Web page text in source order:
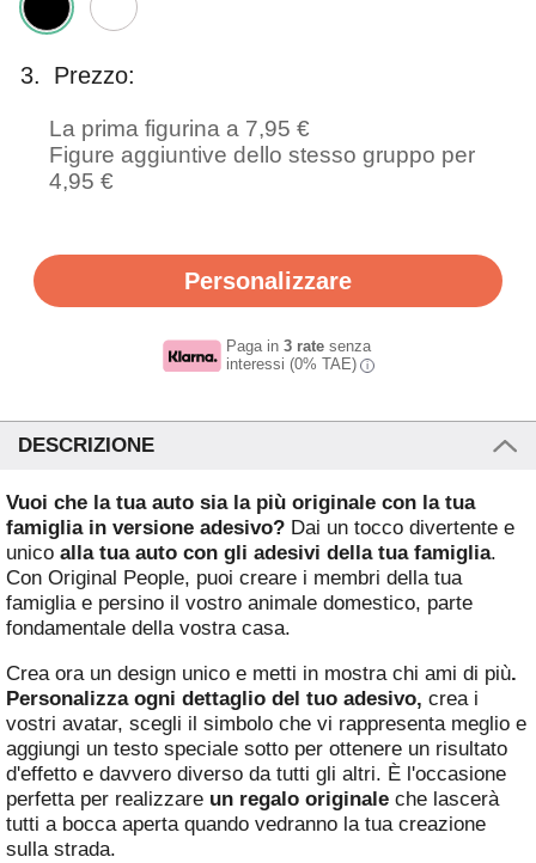
3. Prezzo:
La prima figurina a 7,95 €
Figure aggiuntive dello stesso gruppo per
4,95 €
Personalizzare
Paga in3 rate senza
interessi (0% TAE)
i
DESCRIZIONE
Vuoi che la tua auto sia la più originale con la tua
famiglia in versione adesivo? Dai un tocco divertente e
unico alla tua auto con gli adesivi della tua famiglia.
Con Original People, puoi creare i membri della tua
famiglia e persino il vostro animale domestico, parte
fondamentale della vostra casa.
Crea ora un design unico e metti in mostra chi ami di più.
Personalizza ogni dettaglio del tuo adesivo, crea i
vostri avatar, scegli il simbolo che vi rappresenta meglio e
aggiungi un testo speciale sotto per ottenere un risultato
d'effetto e davvero diverso da tutti gli altri. È l'occasione
perfetta per realizzare un regalo originale che lascerà
tutti a bocca aperta quando vedranno la tua creazione
sulla strada.